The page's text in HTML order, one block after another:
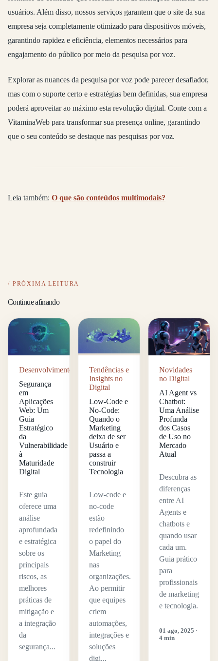
usuários. Além disso, nossos serviços garantem que o site da sua
empresa seja completamente otimizado para dispositivos móveis,
garantindo rapidez e eficiência, elementos necessários para
engajamento do público por meio da pesquisa por voz.
Explorar as nuances da pesquisa por voz pode parecer desafiador,
mas com o suporte certo e estratégias bem definidas, sua empresa
poderá aproveitar ao máximo esta revolução digital. Conte com a
VitaminaWeb para transformar sua presença online, garantindo
que o seu conteúdo se destaque nas pesquisas por voz.
Leia também: O que são conteúdos multimodais?
PRÓXIMA LEITURA
Continue afinando
Desenvolvimento
Segurança
em
Aplicações
Web: Um
Guia
Estratégico
da
Vulnerabilidade
à
Maturidade
Digital
Este guia
oferece uma
análise
aprofundada
e estratégica
sobre os
principais
riscos, as
melhores
práticas de
mitigação e
a integração
da
segurança...
Tendências e
Insights no
Digital
Low-Code e
No-Code:
Quando o
Marketing
deixa de ser
Usuário e
passa a
construir
Tecnologia
Low-code e
no-code
estão
redefinindo
o papel do
Marketing
nas
organizações.
Ao permitir
que equipes
criem
automações,
integrações e
soluções
digi...
Novidades
no Digital
AI Agent vs
Chatbot:
Uma Análise
Profunda
dos Casos
de Uso no
Mercado
Atual
Descubra as
diferenças
entre AI
Agents e
chatbots e
quando usar
cada um.
Guia prático
para
profissionais
de marketing
e tecnologia.
01 ago, 2025 ·
4 min